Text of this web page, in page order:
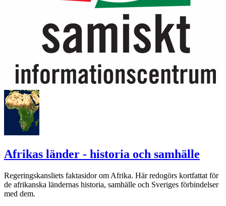
Afrikas länder - historia och samhälle
Regeringskansliets faktasidor om Afrika. Här redogörs kortfattat för
de afrikanska ländernas historia, samhälle och Sveriges förbindelser
med dem.